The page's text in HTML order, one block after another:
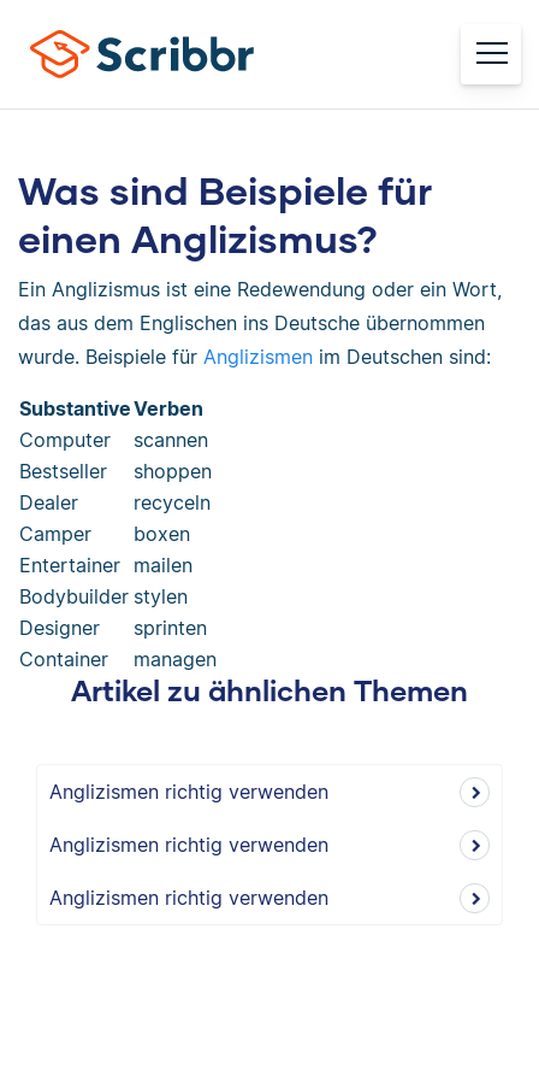
Was sind Beispiele für
einen Anglizismus?
Ein Anglizismus ist eine Redewendung oder ein Wort,
das aus dem Englischen ins Deutsche übernommen
wurde. Beispiele für Anglizismen im Deutschen sind:
SubstantiveVerben
Computer
scannen
Bestseller
shoppen
Dealer
recyceln
Camper
boxen
Entertainer mailen
Bodybuilder stylen
Designer
sprinten
Container
managen
Artikel zu ähnlichen Themen
Anglizismen richtig verwenden
Anglizismen richtig verwenden
Anglizismen richtig verwenden